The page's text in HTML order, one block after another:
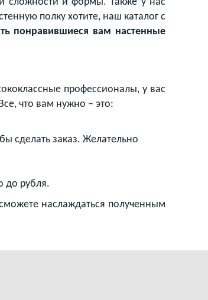
полку хотите, наш каталог с
понравившиеся вам настенные
профессионалы, у вас
что вам нужно – это:
сделать заказ. Желательно
до рубля.
наслаждаться полученным